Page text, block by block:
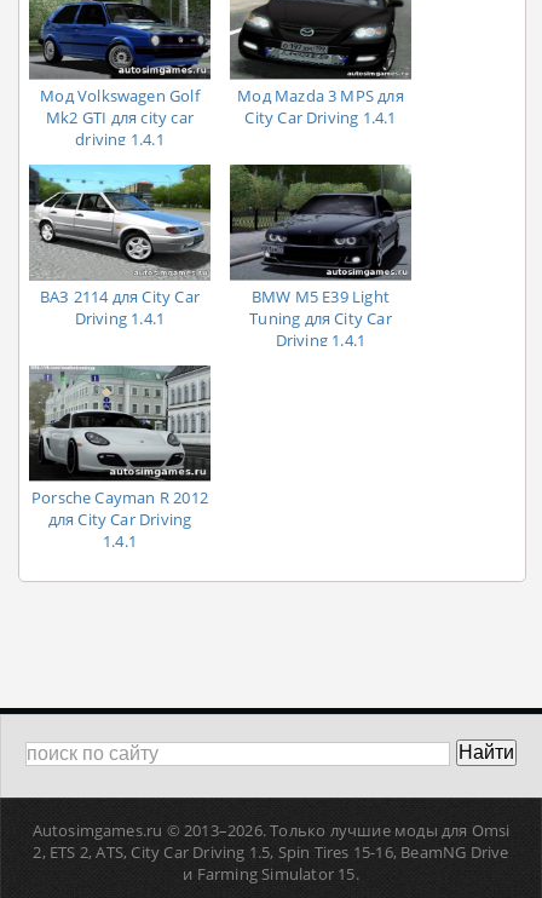
Мод Volkswagen Golf
Mk2 GTI для city car
driving 1.4.1
Мод Mazda 3 MPS для
City Car Driving 1.4.1
ВАЗ 2114 для City Car
Driving 1.4.1
BMW M5 E39 Light
Tuning для City Car
Driving 1.4.1
Porsche Cayman R 2012
для City Car Driving
1.4.1
Autosimgames.ru © 2013–2026. Только лучшие моды для Omsi
2, ETS 2, ATS, Сity Car Driving 1.5, Spin Tires 15-16, BeamNG Drive
и Farming Simulator 15.